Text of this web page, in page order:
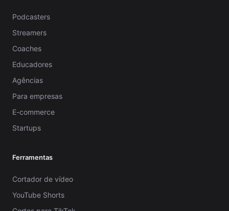
Podcasters
Streamers
Coaches
Educadores
Agências
Para empresas
E-commerce
Startups
Ferramentas
Cortador de vídeo
YouTube Shorts